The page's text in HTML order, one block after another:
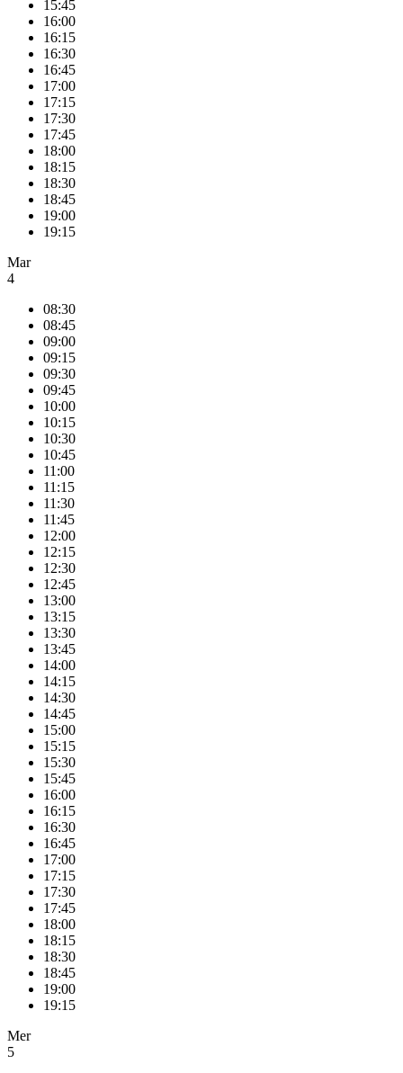
15:45
16:00
16:15
16:30
16:45
17:00
17:15
17:30
17:45
18:00
18:15
18:30
18:45
19:00
19:15
Mar
4
08:30
08:45
09:00
09:15
09:30
09:45
10:00
10:15
10:30
10:45
11:00
11:15
11:30
11:45
12:00
12:15
12:30
12:45
13:00
13:15
13:30
13:45
14:00
14:15
14:30
14:45
15:00
15:15
15:30
15:45
16:00
16:15
16:30
16:45
17:00
17:15
17:30
17:45
18:00
18:15
18:30
18:45
19:00
19:15
Mer
5